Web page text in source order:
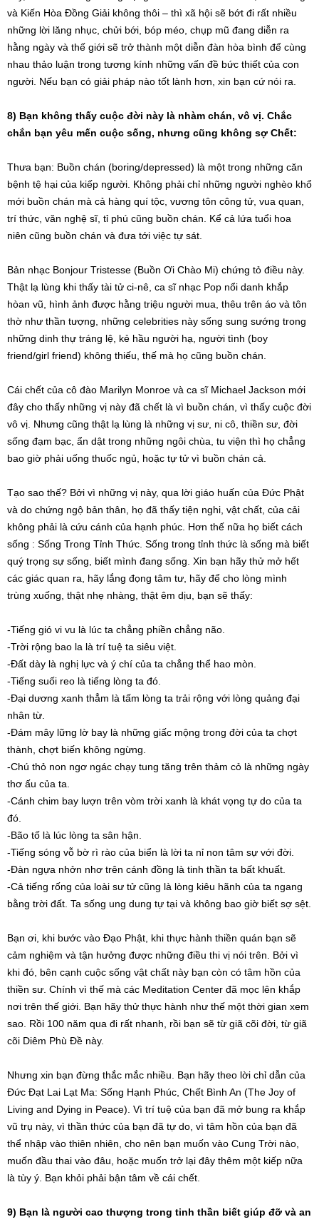
và Kiến Hòa Đồng Giải không thôi – thì xã hội sẽ bớt đi rất nhiều
những lời lăng nhục, chửi bới, bóp méo, chụp mũ đang diễn ra
hằng ngày và thế giới sẽ trở thành một diễn đàn hòa bình để cùng
nhau thảo luận trong tương kính những vấn đề bức thiết của con
người. Nếu bạn có giải pháp nào tốt lành hơn, xin bạn cứ nói ra.
8) Bạn không thấy cuộc đời này là nhàm chán, vô vị. Chắc
chắn bạn yêu mến cuộc sống, nhưng cũng không sợ Chết:
Thưa bạn: Buồn chán (boring/depressed) là một trong những căn
bệnh tệ hại của kiếp người. Không phải chỉ những người nghèo khổ
mới buồn chán mà cả hàng quí tộc, vương tôn công tử, vua quan,
trí thức, văn nghệ sĩ, tỉ phú cũng buồn chán. Kể cả lứa tuổi hoa
niên cũng buồn chán và đưa tới việc tự sát.
Bản nhạc Bonjour Tristesse (Buồn Ơi Chào Mi) chứng tỏ điều này.
Thật lạ lùng khi thấy tài tử ci-nê, ca sĩ nhạc Pop nổi danh khắp
hòan vũ, hình ảnh được hằng triệu người mua, thêu trên áo và tôn
thờ như thần tượng, những celebrities này sống sung sướng trong
những dinh thự tráng lệ, kẻ hầu người hạ, người tình (boy
friend/girl friend) không thiếu, thế mà họ cũng buồn chán.
Cái chết của cô đào Marilyn Monroe và ca sĩ Michael Jackson mới
đây cho thấy những vị này đã chết là vì buồn chán, vì thấy cuộc đời
vô vị. Nhưng cũng thật lạ lùng là những vị sư, ni cô, thiền sư, đời
sống đạm bạc, ẩn dật trong những ngôi chùa, tu viện thì họ chẳng
bao giờ phải uống thuốc ngủ, hoặc tự tử vì buồn chán cả.
Tạo sao thế? Bởi vì những vị này, qua lời giáo huấn của Đức Phật
và do chứng ngộ bản thân, họ đã thấy tiện nghi, vật chất, của cải
không phải là cứu cánh của hạnh phúc. Hơn thế nữa họ biết cách
sống : Sống Trong Tỉnh Thức. Sống trong tỉnh thức là sống mà biết
quý trọng sự sống, biết mình đang sống. Xin bạn hãy thử mở hết
các giác quan ra, hãy lắng đọng tâm tư, hãy để cho lòng mình
trùng xuống, thật nhẹ nhàng, thật êm dịu, bạn sẽ thấy:
-Tiếng gió vi vu là lúc ta chẳng phiền chẳng não.
-Trời rộng bao la là trí tuệ ta siêu việt.
-Đất dày là nghị lực và ý chí của ta chẳng thể hao mòn.
-Tiếng suối reo là tiếng lòng ta đó.
-Đại dương xanh thẳm là tấm lòng ta trải rộng với lòng quảng đại
nhân từ.
-Đám mây lững lờ bay là những giấc mộng trong đời của ta chợt
thành, chợt biến không ngừng.
-Chú thỏ non ngơ ngác chạy tung tăng trên thảm cỏ là những ngày
thơ ấu của ta.
-Cánh chim bay lượn trên vòm trời xanh là khát vọng tự do của ta
đó.
-Bão tố là lúc lòng ta sân hận.
-Tiếng sóng vỗ bờ rì rào của biển là lời ta nỉ non tâm sự với đời.
-Đàn ngựa nhởn nhơ trên cánh đồng là tinh thần ta bất khuất.
-Cả tiếng rống của loài sư tử cũng là lòng kiêu hãnh của ta ngang
bằng trời đất. Ta sống ung dung tự tại và không bao giờ biết sợ sệt.
Bạn ơi, khi bước vào Đạo Phật, khi thực hành thiền quán bạn sẽ
cảm nghiệm và tận hưởng được những điều thi vị nói trên. Bởi vì
khi đó, bên cạnh cuộc sống vật chất này bạn còn có tâm hồn của
thiền sư. Chính vì thế mà các Meditation Center đã mọc lên khắp
nơi trên thế giới. Bạn hãy thử thực hành như thế một thời gian xem
sao. Rồi 100 năm qua đi rất nhanh, rồi bạn sẽ từ giã cõi đời, từ giã
cõi Diêm Phù Đề này.
Nhưng xin bạn đừng thắc mắc nhiều. Bạn hãy theo lời chỉ dẫn của
Đức Đạt Lai Lạt Ma: Sống Hạnh Phúc, Chết Bình An (The Joy of
Living and Dying in Peace). Vì trí tuệ của bạn đã mở bung ra khắp
vũ trụ này, vì thần thức của bạn đã tự do, vì tâm hồn của bạn đã
thể nhập vào thiên nhiên, cho nên bạn muốn vào Cung Trời nào,
muốn đầu thai vào đâu, hoặc muốn trở lại đây thêm một kiếp nữa
là tùy ý. Bạn khỏi phải bận tâm về cái chết.
9) Bạn là người cao thượng trong tinh thần biết giúp đỡ và an